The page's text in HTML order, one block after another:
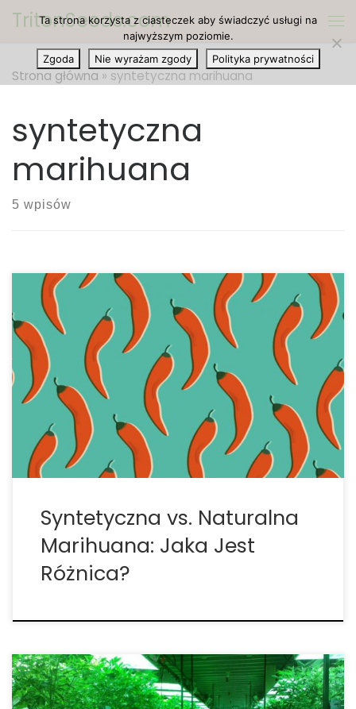
Przejdź do treści
TritonSeeds.com
Strona główna » syntetyczna marihuana
syntetyczna
marihuana
5 wpisów
Syntetyczne produkty kannabinoidowe, takie jak K2,
są niebezpieczne i nie należy ich porównywać z
kannabinoidami pochodzącymi z roślin cannabis.
Dlaczego nie powinniśmy mylić syntetycznej
marihuany z naturalną? Niedawna fala
przedawkowań syntetycznej marihuany wywołała
alarm o zagrożeniach związanych z marihuaną. Ale
[…]
Syntetyczna vs. Naturalna
Marihuana: Jaka Jest
Różnica?
Związki znane jako syntetyczne kannabinoidy
Ta strona korzysta z ciasteczek aby świadczyć usługi na
najwyższym poziomie.
Zgoda
Nie wyrażam zgody Polityka prywatności